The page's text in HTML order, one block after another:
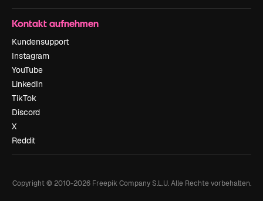
Kontakt aufnehmen
Kundensupport
Instagram
YouTube
LinkedIn
TikTok
Discord
X
Reddit
Copyright © 2010-2026Freepik Company S.L.U. Alle Rechte vorbehalten.